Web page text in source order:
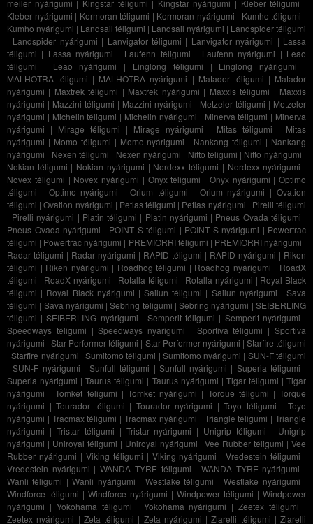
meiler nyárigumi | Kingstar téligumi | Kingstar nyárigumi | Kleber téligumi |
Kleber nyárigumi | Kormoran téligumi | Kormoran nyárigumi | Kumho téligumi |
Kumho nyárigumi | Landsail téligumi | Landsail nyárigumi | Landspider téligumi
| Landspider nyárigumi | Lanvigator téligumi | Lanvigator nyárigumi | Lassa
téligumi | Lassa nyárigumi | Laufenn téligumi | Laufenn nyárigumi | Leao
téligumi | Leao nyárigumi | Linglong téligumi | Linglong nyárigumi |
MALHOTRA téligumi | MALHOTRA nyárigumi | Matador téligumi | Matador
nyárigumi | Maxtrek téligumi | Maxtrek nyárigumi | Maxxis téligumi | Maxxis
nyárigumi | Mazzini téligumi | Mazzini nyárigumi | Metzeler téligumi | Metzeler
nyárigumi | Michelin téligumi | Michelin nyárigumi | Minerva téligumi | Minerva
nyárigumi | Mirage téligumi | Mirage nyárigumi | Mitas téligumi | Mitas
nyárigumi | Momo téligumi | Momo nyárigumi | Nankang téligumi | Nankang
nyárigumi | Nexen téligumi | Nexen nyárigumi | Nitto téligumi | Nitto nyárigumi |
Nokian téligumi | Nokian nyárigumi | Nordexx téligumi | Nordexx nyárigumi |
Novex téligumi | Novex nyárigumi | Onyx téligumi | Onyx nyárigumi | Optimo
téligumi | Optimo nyárigumi |Orium téligumi | Orium nyárigumi |Ovation
téligumi |Ovation nyárigumi | Petlas téligumi | Petlas nyárigumi | Pirelli téligumi
| Pirelli nyárigumi | Platin téligumi | Platin nyárigumi | Pneus Ovada téligumi |
Pneus Ovada nyárigumi | POINT S téligumi | POINT S nyárigumi | Powertrac
téligumi | Powertrac nyárigumi | PREMIORRI téligumi | PREMIORRI nyárigumi |
Radar téligumi | Radar nyárigumi | RAPID téligumi | RAPID nyárigumi | Riken
téligumi | Riken nyárigumi | Roadhog téligumi | Roadhog nyárigumi | RoadX
téligumi | RoadX nyárigumi | Rotalla téligumi | Rotalla nyárigumi | Royal Black
téligumi | Royal Black nyárigumi |Sailun téligumi | Sailun nyárigumi |Sava
téligumi | Sava nyárigumi |Sebring téligumi |Sebring nyárigumi |SEIBERLING
téligumi |SEIBERLING nyárigumi |Semperit téligumi | Semperit nyárigumi |
Speedways téligumi |Speedways nyárigumi | Sportiva téligumi |Sportiva
nyárigumi |Star Performer téligumi | Star Performer nyárigumi | Starfire téligumi
|Starfire nyárigumi |Sumitomo téligumi | Sumitomo nyárigumi | SUN-F téligumi
|SUN-F nyárigumi | Sunfull téligumi | Sunfull nyárigumi | Superia téligumi |
Superia nyárigumi |Taurus téligumi | Taurus nyárigumi | Tigar téligumi |Tigar
nyárigumi |Tomket téligumi | Tomket nyárigumi | Torque téligumi |Torque
nyárigumi |Tourador téligumi | Tourador nyárigumi |Toyo téligumi |Toyo
nyárigumi | Tracmax téligumi |Tracmax nyárigumi | Triangle téligumi |Triangle
nyárigumi | Tristar téligumi | Tristar nyárigumi | Unigrip téligumi | Unigrip
nyárigumi | Uniroyal téligumi | Uniroyal nyárigumi |Vee Rubber téligumi |Vee
Rubber nyárigumi | Viking téligumi | Viking nyárigumi |Vredestein téligumi |
Vredestein nyárigumi |WANDA TYRE téligumi | WANDA TYRE nyárigumi |
Wanli téligumi |Wanli nyárigumi | Westlake téligumi |Westlake nyárigumi |
Windforce téligumi | Windforce nyárigumi | Windpower téligumi | Windpower
nyárigumi | Yokohama téligumi | Yokohama nyárigumi |Zeetex téligumi |
Zeetex nyárigumi | Zeta téligumi | Zeta nyárigumi |Ziarelli téligumi | Ziarelli